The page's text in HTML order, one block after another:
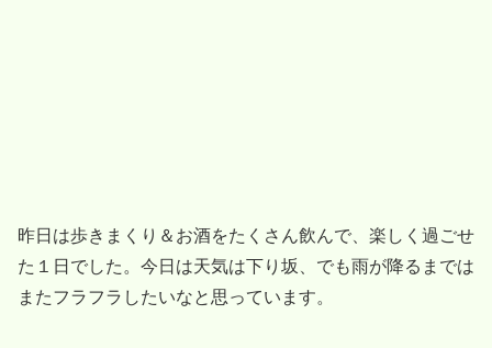
昨日は歩きまくり＆お酒をたくさん飲んで、楽しく過ごせ
た１日でした。今日は天気は下り坂、でも雨が降るまでは
またフラフラしたいなと思っています。